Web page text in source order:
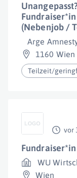
(Nebenjob /
Arge
1160 Wien
Teilzeit/
vor
WU
Wien